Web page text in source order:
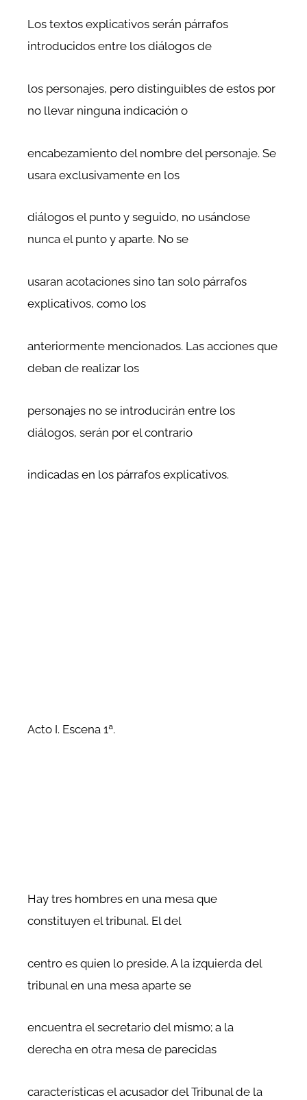
Los textos explicativos serán párrafos
introducidos entre los diálogos de
los personajes, pero distinguibles de estos por
no llevar ninguna indicación o
encabezamiento del nombre del personaje. Se
usara exclusivamente en los
diálogos el punto y seguido, no usándose
nunca el punto y aparte. No se
usaran acotaciones sino tan solo párrafos
explicativos, como los
anteriormente mencionados. Las acciones que
deban de realizar los
personajes no se introducirán entre los
diálogos, serán por el contrario
indicadas en los párrafos explicativos.
Acto I. Escena 1ª.
Hay tres hombres en una mesa que
constituyen el tribunal. El del
centro es quien lo preside. A la izquierda del
tribunal en una mesa aparte se
encuentra el secretario del mismo; a la
derecha en otra mesa de parecidas
características el acusador del Tribunal de la